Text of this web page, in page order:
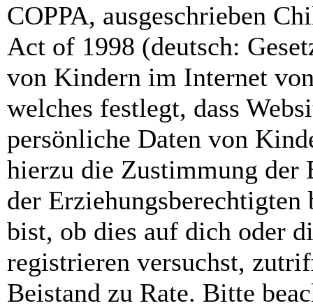
COPPA, ausgeschrieben
Act of 1998 (deutsch:
von Kindern im Internet
welches festlegt, dass
persönliche Daten von
hierzu die Zustimmung der
der
bist, ob dies auf dich oder
registrieren versuchst,
Beistand zu Rate. Bitte